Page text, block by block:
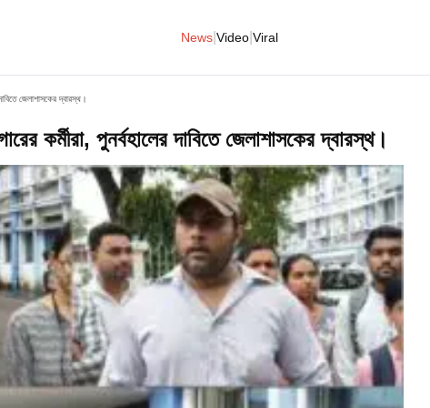
News Video Viral
দাবিতে জেলাশাসকের দ্বারস্থ।
কর্মীরা, পুনর্বহালের দাবিতে জেলাশাসকের দ্বারস্থ।